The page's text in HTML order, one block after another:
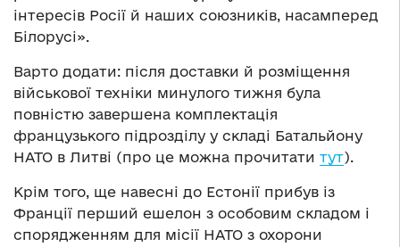
інтересів Росії й наших союзників, насамперед
Білорусі».
Варто додати: після доставки й розміщення
військової техніки минулого тижня була
повністю завершена комплектація
французького підрозділу у складі Батальйону
НАТО в Литві (про це можна прочитати тут).
Крім того, ще навесні до Естонії прибув із
Франції перший ешелон з особовим складом і
спорядженням для місії НАТО з охорони